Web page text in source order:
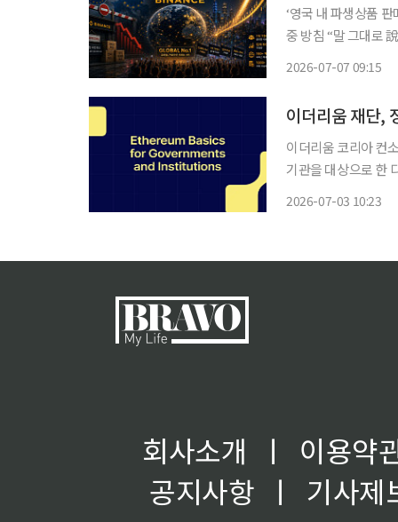
‘영국 내 파생상품
중 방침 “말 그대로 說∙∙∙영향력 유지할 것”
2026-07-07 09:15
이더리움 재단,
이더리움 코리아 컨
기관을 대상으로 한
2026-07-03 10:23
회사소개 ㅣ
이용약
공지사항
ㅣ
기사제